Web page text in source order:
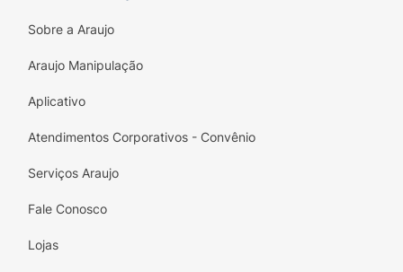
cada sorriso seja único. Não perca a
oportunidade de dar aos seus lábios o
carinho e a atenção que eles merecem com
este produto encantador!
Sobre a Araujo
Araujo Manipulação
Aplicativo
Atendimentos Corporativos - Convênio
Serviços Araujo
Fale Conosco
Lojas